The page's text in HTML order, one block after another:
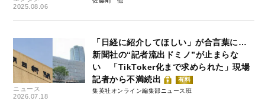
2025.08.06
ニュース
2026.07.18
「日経に紹介してほしい」が合言葉に…
新聞社の“記者流出ドミノ”が止まらな
い 「TikToker化まで求められた」現場
記者から不満続出
有料
集英社オンライン編集部ニュース班